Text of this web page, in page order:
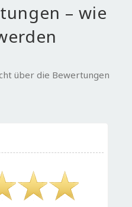
– wie
über die Bewertungen